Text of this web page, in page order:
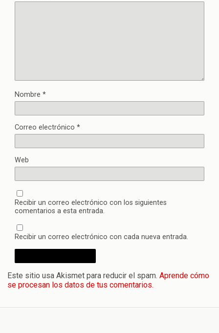
Nombre *
Correo electrónico *
Web
Recibir un correo electrónico con los siguientes
comentarios a esta entrada.
Recibir un correo electrónico con cada nueva entrada.
Este sitio usa Akismet para reducir el spam. Aprende cómo
se procesan los datos de tus comentarios.